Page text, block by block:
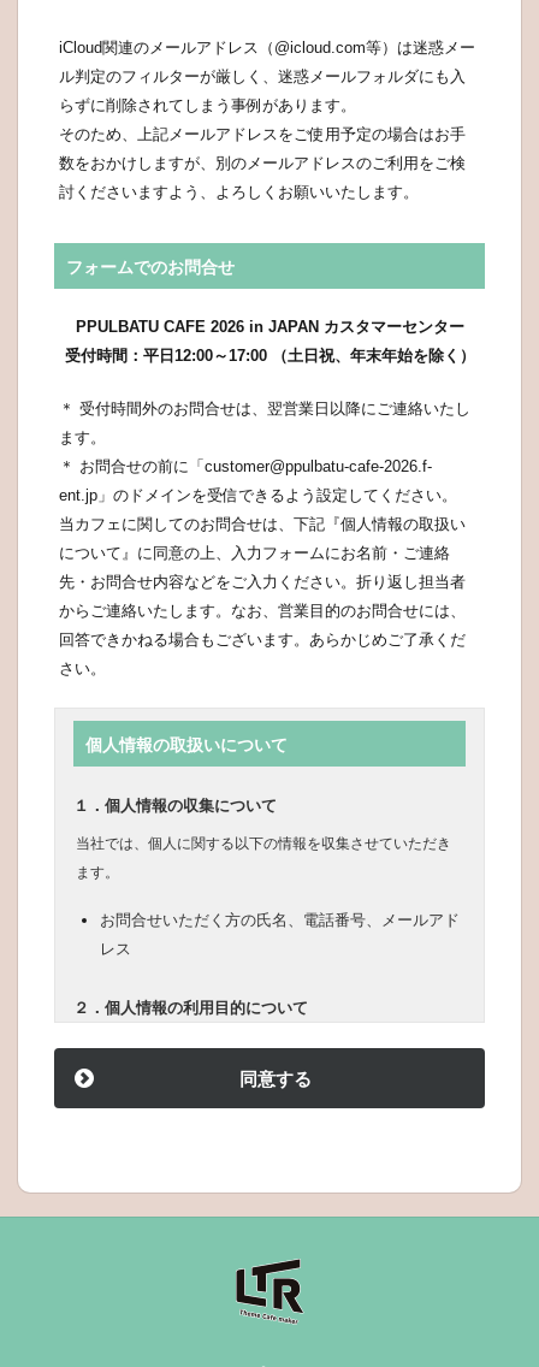
iCloud関連のメールアドレス（@icloud.com等）は迷惑メー
ル判定のフィルターが厳しく、迷惑メールフォルダにも入
らずに削除されてしまう事例があります。
そのため、上記メールアドレスをご使用予定の場合はお手
数をおかけしますが、別のメールアドレスのご利用をご検
討くださいますよう、よろしくお願いいたします。
フォームでのお問合せ
PPULBATU CAFE 2026 in JAPAN カスタマーセンター
受付時間：平日12:00～17:00 （土日祝、年末年始を除く）
＊ 受付時間外のお問合せは、翌営業日以降にご連絡いたし
ます。
＊ お問合せの前に「customer@ppulbatu-cafe-2026.f-
ent.jp」のドメインを受信できるよう設定してください。
当カフェに関してのお問合せは、下記『個人情報の取扱い
について』に同意の上、入力フォームにお名前・ご連絡
先・お問合せ内容などをご入力ください。折り返し担当者
からご連絡いたします。なお、営業目的のお問合せには、
回答できかねる場合もございます。あらかじめご了承くだ
さい。
個人情報の取扱いについて
１．個人情報の収集について
当社では、個人に関する以下の情報を収集させていただき
ます。
お問合せいただく方の氏名、電話番号、メールアド
レス
２．個人情報の利用目的について
当社は、お問合せフォームにてご提供いただいた個人情報
は、以下の目的のみに使用いたします。
を与えられなかった場合について
連絡することができません。
４．個人情報の第三者提供・開示について
> 同意する